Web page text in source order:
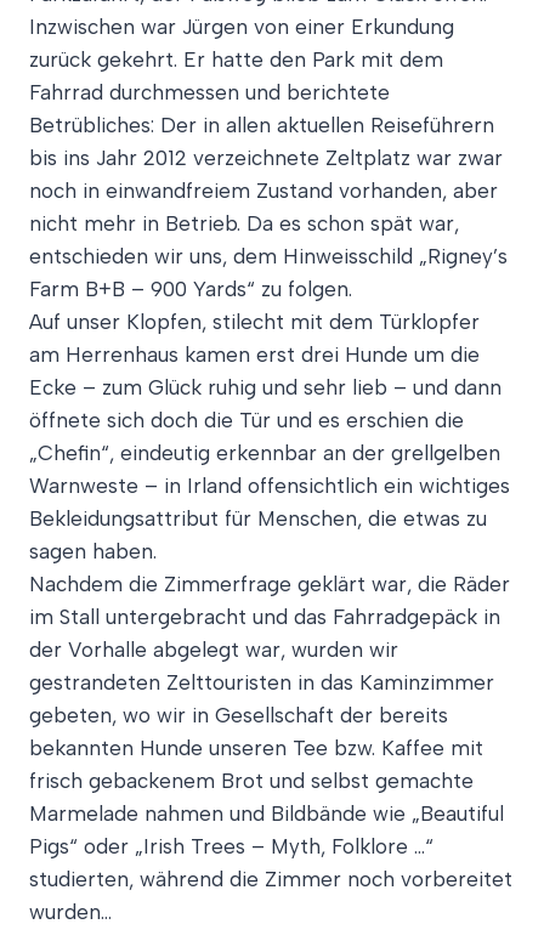
Inzwischen war Jürgen von einer Erkundung
zurück gekehrt. Er hatte den Park mit dem
Fahrrad durchmessen und berichtete
Betrübliches: Der in allen aktuellen Reiseführern
bis ins Jahr 2012 verzeichnete Zeltplatz war zwar
noch in einwandfreiem Zustand vorhanden, aber
nicht mehr in Betrieb. Da es schon spät war,
entschieden wir uns, dem Hinweisschild „Rigney’s
Farm B+B – 900 Yards“ zu folgen.
Auf unser Klopfen, stilecht mit dem Türklopfer
am Herrenhaus kamen erst drei Hunde um die
Ecke – zum Glück ruhig und sehr lieb – und dann
öffnete sich doch die Tür und es erschien die
„Chefin“, eindeutig erkennbar an der grellgelben
Warnweste – in Irland offensichtlich ein wichtiges
Bekleidungsattribut für Menschen, die etwas zu
sagen haben.
Nachdem die Zimmerfrage geklärt war, die Räder
im Stall untergebracht und das Fahrradgepäck in
der Vorhalle abgelegt war, wurden wir
gestrandeten Zelttouristen in das Kaminzimmer
gebeten, wo wir in Gesellschaft der bereits
bekannten Hunde unseren Tee bzw. Kaffee mit
frisch gebackenem Brot und selbst gemachte
Marmelade nahmen und Bildbände wie „Beautiful
Pigs“ oder „Irish Trees – Myth, Folklore …“
studierten, während die Zimmer noch vorbereitet
wurden…